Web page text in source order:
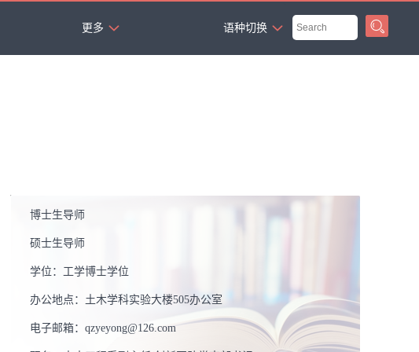
更多
语种切换
博士生导师
硕士生导师
学位： 工学博士学位
办公地点： 土木学科实验大楼505办公室
电子邮箱： qzyeyong@126.com